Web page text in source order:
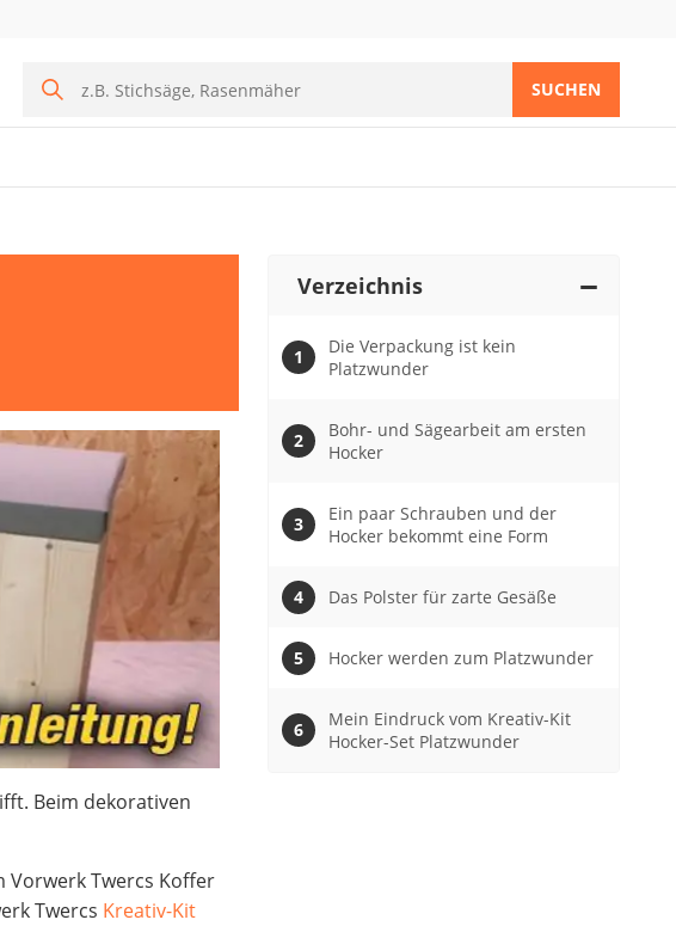
SUCHEN
Beim dekorativen
Vorwerk Twercs Koffer
Twercs Kreativ-Kit
Verzeichnis
Die Verpackung ist kein
Platzwunder
Bohr- und Sägearbeit am ersten
Hocker
Ein paar Schrauben und der
Hocker bekommt eine Form
Das Polster für zarte Gesäße
Hocker werden zum Platzwunder
Mein Eindruck vom Kreativ-Kit
Hocker-Set Platzwunder